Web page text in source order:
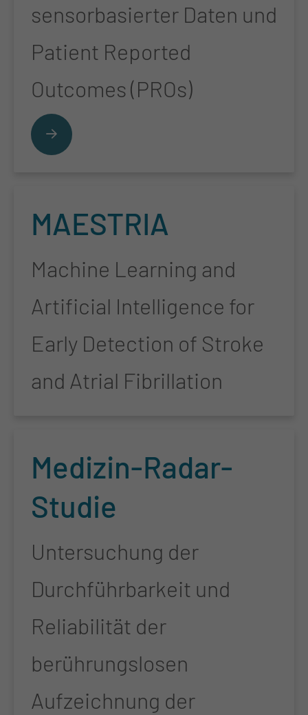
sensorbasierter Daten und
Patient Reported
Outcomes (PROs)
MA­ES­TRIA
Machine Learning and
Artificial Intelligence for
Early Detection of Stroke
and Atrial Fibrillation
Me­di­zin-Ra­dar-
Stu­die
Untersuchung der
Durchführbarkeit und
Reliabilität der
berührungslosen
Aufzeichnung der